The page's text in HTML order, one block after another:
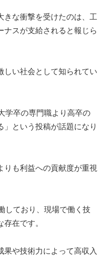
きな衝撃を受けたのは、工
ナスが支給されると報じら
しい社会として知られてい
学卒の専門職より高卒の
という投稿が話題になり
りも利益への貢献度が重視
しており、現場で働く技
在です。
果や技術力によって高収入